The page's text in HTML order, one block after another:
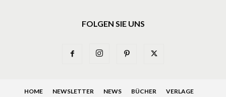
FOLGEN SIE UNS
HOME NEWSLETTER NEWS BÜCHER
VERLAGE